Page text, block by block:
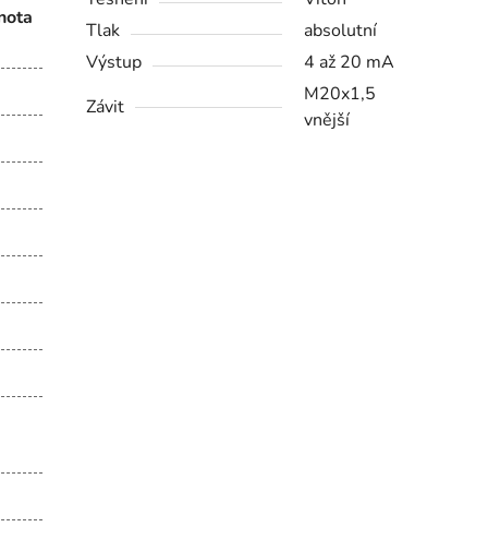
Tlak
absolutní
Výstup
4 až 20 mA
Závit
M20x1,5
vnější